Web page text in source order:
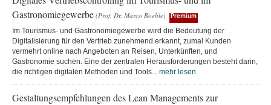
Gastronomiegewerbe (Prof. Dr. Marco Boehle) Premium
Im Tourismus- und Gastronomiegewerbe wird die Bedeutung der
Digitalisierung für den Vertrieb zunehmend erkannt, zumal Kunden
vermehrt online nach Angeboten an Reisen, Unterkünften, und
Gastronomie suchen. Eine der zentralen Herausforderungen besteht darin,
die richtigen digitalen Methoden und Tools... mehr lesen
Gestaltungsempfehlungen des Lean Managements zur